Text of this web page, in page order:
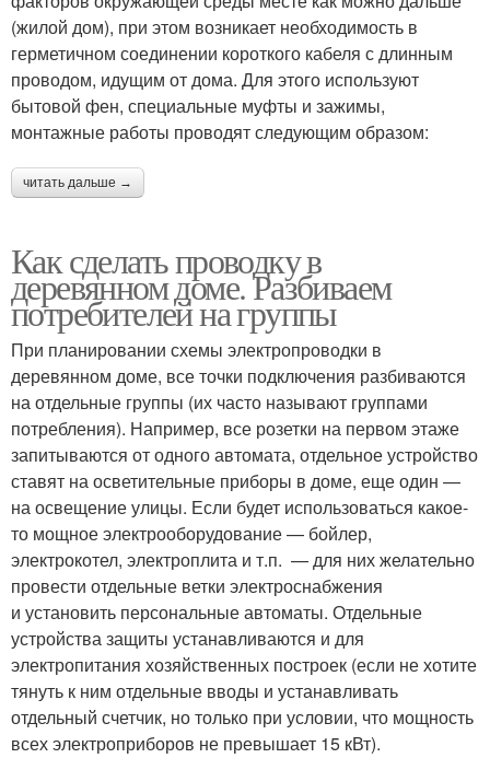
(жилой дом), при этом возникает необходимость в
герметичном соединении короткого кабеля с длинным
проводом, идущим от дома. Для этого используют
бытовой фен, специальные муфты и зажимы,
монтажные работы проводят следующим образом:
читать дальше →
Как сделать проводку в
деревянном доме. Разбиваем
потребителей на группы
При планировании схемы электропроводки в
деревянном доме, все точки подключения разбиваются
на отдельные группы (их часто называют группами
потребления). Например, все розетки на первом этаже
запитываются от одного автомата, отдельное устройство
ставят на осветительные приборы в доме, еще один —
на освещение улицы. Если будет использоваться какое-
то мощное электрооборудование — бойлер,
электрокотел, электроплита и т.п. — для них желательно
провести отдельные ветки электроснабжения
и установить персональные автоматы. Отдельные
устройства защиты устанавливаются и для
электропитания хозяйственных построек (если не хотите
тянуть к ним отдельные вводы и устанавливать
отдельный счетчик, но только при условии, что мощность
всех электроприборов не превышает 15 кВт).